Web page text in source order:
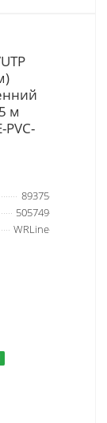
м
PVC-
89375
505749
WRLine